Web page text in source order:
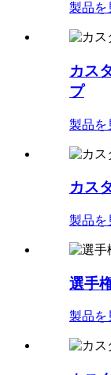
製品を
カス
プ
製品を
カス
製品を
選手
製品を